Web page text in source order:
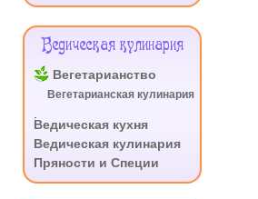
Ведическая кулинария
Вегетарианство
Вегетарианская кулинария
Ведическая кухня
Ведическая кулинария
Пряности и Специи